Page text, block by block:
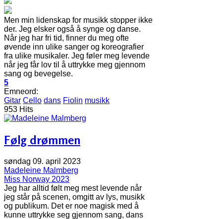
Men min lidenskap for musikk stopper ikke
der. Jeg elsker også å synge og danse.
Når jeg har fri tid, finner du meg ofte
øvende inn ulike sanger og koreografier
fra ulike musikaler. Jeg føler meg levende
når jeg får lov til å uttrykke meg gjennom
sang og bevegelse.
5
Emneord:
Gitar Cello dans Fiolin musikk
953 Hits
Følg drømmen
søndag 09. april 2023
Madeleine Malmberg
Miss Norway 2023
Jeg har alltid følt meg mest levende når
jeg står på scenen, omgitt av lys, musikk
og publikum. Det er noe magisk med å
kunne uttrykke seg gjennom sang, dans